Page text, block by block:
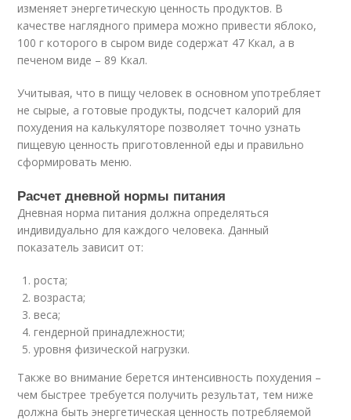
изменяет энергетическую ценность продуктов. В
качестве наглядного примера можно привести яблоко,
100 г которого в сыром виде содержат 47 Ккал, а в
печеном виде – 89 Ккал.
Учитывая, что в пищу человек в основном употребляет
не сырые, а готовые продукты, подсчет калорий для
похудения на калькуляторе позволяет точно узнать
пищевую ценность приготовленной еды и правильно
сформировать меню.
Расчет дневной нормы питания
Дневная норма питания должна определяться
индивидуально для каждого человека. Данный
показатель зависит от:
роста;
возраста;
веса;
гендерной принадлежности;
уровня физической нагрузки.
Также во внимание берется интенсивность похудения –
чем быстрее требуется получить результат, тем ниже
должна быть энергетическая ценность потребляемой